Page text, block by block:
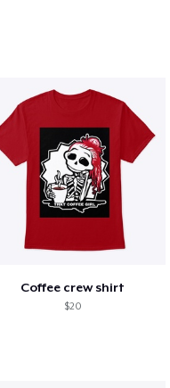
Coffee crew shirt
$20